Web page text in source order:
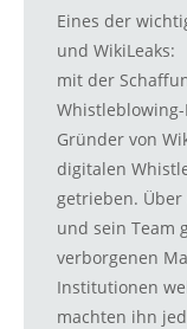
Eines der
und WikiLeaks:
mit der
Gründer von
digitalen
getrieben.
und sein Team
verborgenen
Institutionen
machten ihn